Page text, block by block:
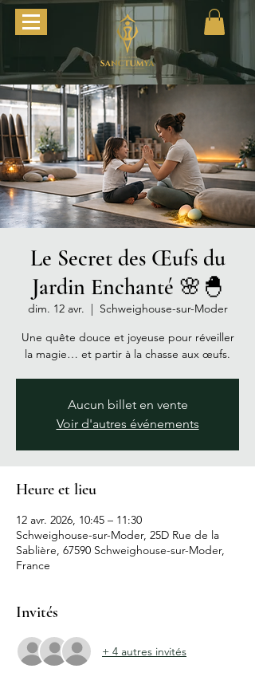
Le Secret des Œufs du
Jardin Enchanté 🌸🐣
dim. 12 avr.
Schweighouse-sur-Moder
Une quête douce et joyeuse pour réveiller
la magie… et partir à la chasse aux œufs.
Aucun billet en vente
Voir d'autres événements
Heure et lieu
12 avr. 2026, 10:45 – 11:30
Schweighouse-sur-Moder, 25D Rue de la
Sablière, 67590 Schweighouse-sur-Moder,
France
Invités
+ 4 autres invités